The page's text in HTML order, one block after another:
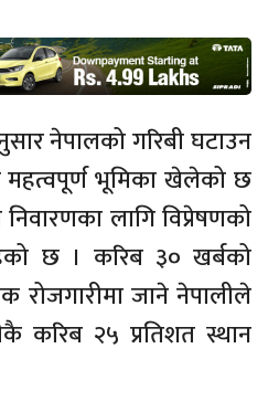
नेपालको गरिबी घटाउन
महत्वपूर्ण भूमिका खेलेको छ
लागि विप्रेषणको
छ । करिब ३० खर्बको
रोजगारीमा जाने नेपालीले
करिब २५ प्रतिशत स्थान